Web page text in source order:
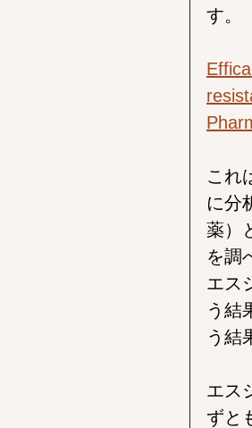
す。
これ
に分
薬）
を調
エス
う結
う結
エス
ずと